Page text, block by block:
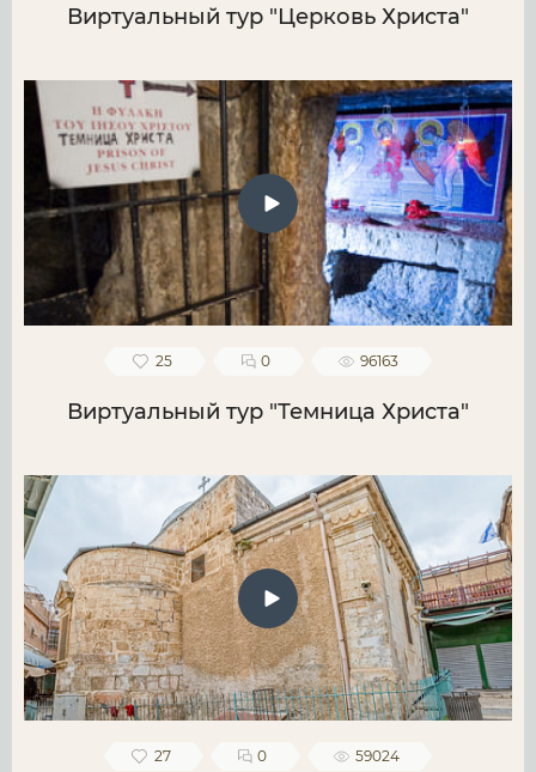
Виртуальный тур "Церковь Христа"
25 0 96163
Виртуальный тур "Темница Христа"
27 0 59024